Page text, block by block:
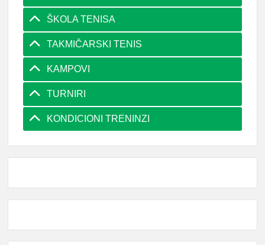
ŠKOLA TENISA
TAKMIČARSKI TENIS
KAMPOVI
TURNIRI
KONDICIONI TRENINZI